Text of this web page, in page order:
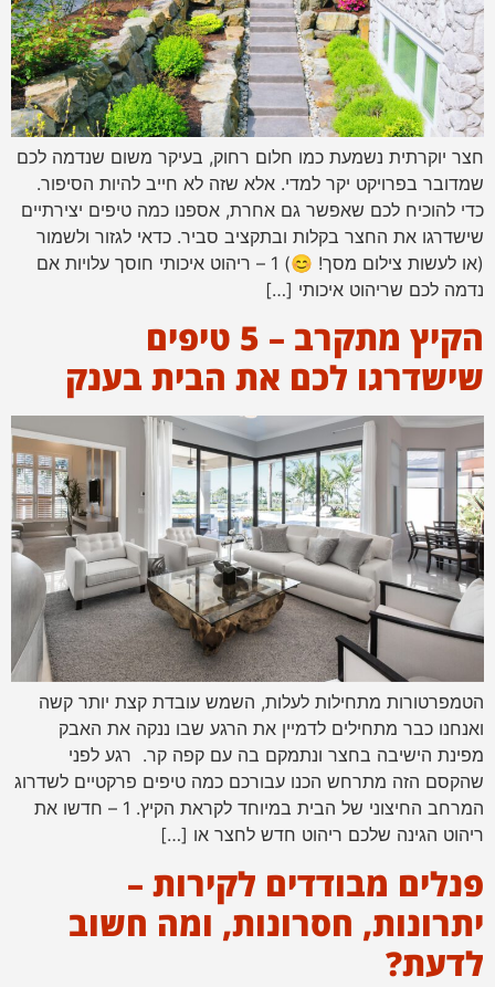
חצר יוקרתית נשמעת כמו חלום רחוק, בעיקר משום שנדמה לכם
שמדובר בפרויקט יקר למדי. אלא שזה לא חייב להיות הסיפור.
כדי להוכיח לכם שאפשר גם אחרת, אספנו כמה טיפים יצירתיים
שישדרגו את החצר בקלות ובתקציב סביר. כדאי לגזור ולשמור
(או לעשות צילום מסך! 😊) 1 – ריהוט איכותי חוסך עלויות אם
נדמה לכם שריהוט איכותי […]
הקיץ מתקרב – 5 טיפים
שישדרגו לכם את הבית בענק
הטמפרטורות מתחילות לעלות, השמש עובדת קצת יותר קשה
ואנחנו כבר מתחילים לדמיין את הרגע שבו ננקה את האבק
מפינת הישיבה בחצר ונתמקם בה עם קפה קר. רגע לפני
שהקסם הזה מתרחש הכנו עבורכם כמה טיפים פרקטיים לשדרוג
המרחב החיצוני של הבית במיוחד לקראת הקיץ. 1 – חדשו את
ריהוט הגינה שלכם ריהוט חדש לחצר או […]
פנלים מבודדים לקירות –
יתרונות, חסרונות, ומה חשוב
לדעת?